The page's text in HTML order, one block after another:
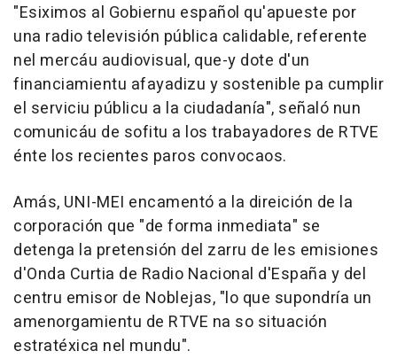
"Esiximos al Gobiernu español qu'apueste por
una radio televisión pública calidable, referente
nel mercáu audiovisual, que-y dote d'un
financiamientu afayadizu y sostenible pa cumplir
el serviciu públicu a la ciudadanía", señaló nun
comunicáu de sofitu a los trabayadores de RTVE
énte los recientes paros convocaos.
Amás, UNI-MEI encamentó a la direición de la
corporación que "de forma inmediata" se
detenga la pretensión del zarru de les emisiones
d'Onda Curtia de Radio Nacional d'España y del
centru emisor de Noblejas, "lo que supondría un
amenorgamientu de RTVE na so situación
estratéxica nel mundu".